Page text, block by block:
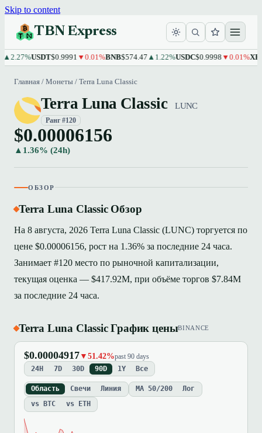
Skip to content
TBN Express
USDT$0.9991▼0.01%BNB$574.47▲1.22%USDC$0.9998▼0.01%XRP
Главная / Монеты / Terra Luna Classic
Terra Luna Classic LUNC
Ранг #120
$0.00006156
▲1.36% (24h)
ОБЗОР
Terra Luna Classic Обзор
На 8 августа, 2026 Terra Luna Classic (LUNC) торгуется по
цене $0.00006156, рост на 1.36% за последние 24 часа.
Занимает #120 место по рыночной капитализации,
текущая оценка — $417.92M, при объёме торгов $7.84M
за последние 24 часа.
Terra Luna Classic График ценыBINANCE
$0.00004917 ▼51.42%past 90 days
24H 7D 30D 90D 1Y Все
Область Свечи Линия MA 50/200
Лог
vs BTC
vs ETH